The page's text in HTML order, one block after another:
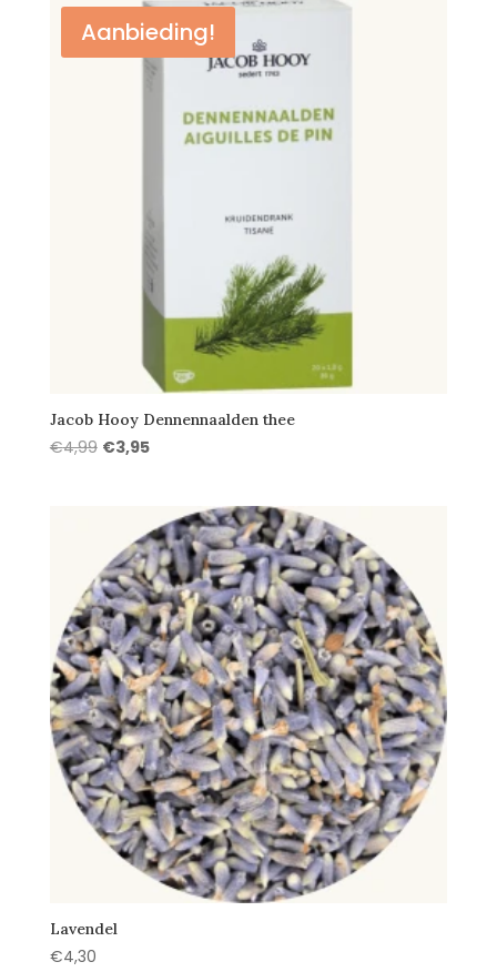
€3,75.€2,95.
Aanbieding!
Jacob Hooy Dennennaalden thee
€4,99 Oorspronkelijke
€3,95Huidige
€3,95.
Lavendel
€4,30